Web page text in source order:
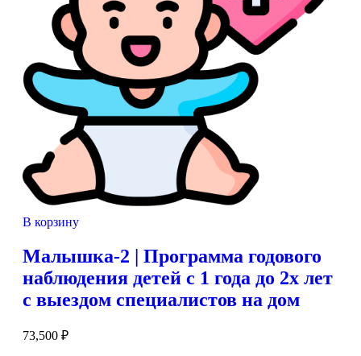
В корзину
Малышка-2 | Программа годового
наблюдения детей с 1 года до 2х лет
с выездом специалистов на дом
73,500 ₽